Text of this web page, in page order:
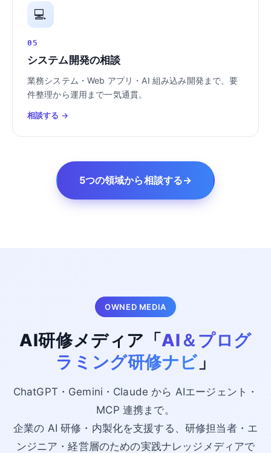
💻
05
システム開発の相談
業務システム・Web アプリ・AI 組み込み開発まで、要
件整理から運用まで一気通貫。
相談する →
5つの領域から相談する→
OWNED MEDIA
AI研修メディア「AI＆プログ
ラミング研修ナビ」
ChatGPT・Gemini・Claude から AIエージェント・
MCP 連携まで。
企業の AI 研修・内製化を支援する、研修担当者・エ
ンジニア・経営層のための実践ナレッジメディアで